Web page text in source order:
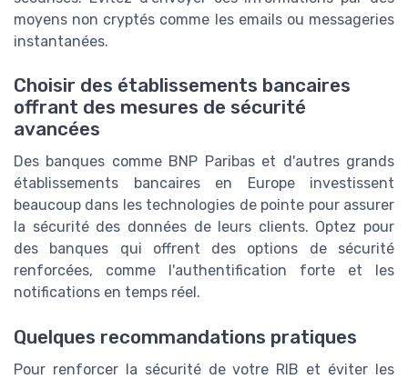
moyens non cryptés comme les emails ou messageries
instantanées.
Choisir des établissements bancaires
offrant des mesures de sécurité
avancées
Des banques comme BNP Paribas et d'autres grands
établissements bancaires en Europe investissent
beaucoup dans les technologies de pointe pour assurer
la sécurité des données de leurs clients. Optez pour
des banques qui offrent des options de sécurité
renforcées, comme l'authentification forte et les
notifications en temps réel.
Quelques recommandations pratiques
Pour renforcer la sécurité de votre RIB et éviter les